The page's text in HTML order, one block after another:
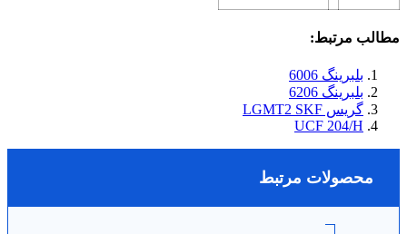
مطالب مرتبط:
بلبرینگ 6006
بلبرینگ 6206
گریس LGMT2 SKF
UCF 204/H
محصولات مرتبط